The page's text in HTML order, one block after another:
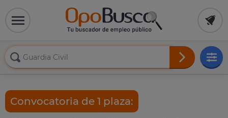
Convocatoria de 1 plaza: